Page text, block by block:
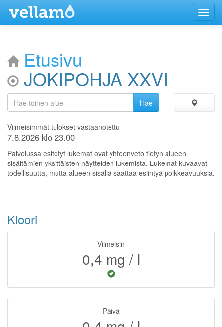
Menu
Etusivu
JOKIPOHJA XXVI
Viimeisimmät tulokset vastaanotettu
7.8.2026 klo 23.00
Palvelussa esitetyt lukemat ovat yhteenveto tietyn alueen
sisältämien yksittäisten näytteiden lukemista. Lukemat kuvaavat
todellisuutta, mutta alueen sisällä saattaa esiintyä poikkeavuuksia.
Kloori
Viimeisin
0,4 mg / l
Päivä